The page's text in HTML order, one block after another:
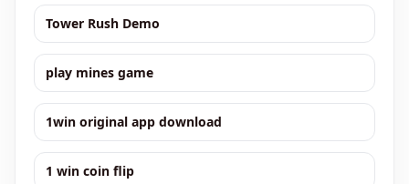
Tower Rush Demo
play mines game
1win original app download
1 win coin flip